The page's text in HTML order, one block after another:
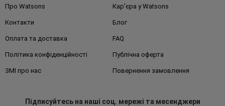
Про Watsons Кар'єра у Watsons
Контакти Блог
Оплата та доставка FAQ
Політика конфіденційності Публічна оферта
ЗМІ про нас Повернення замовлення
Підписуйтесьна наші соц. мережі та месенджери